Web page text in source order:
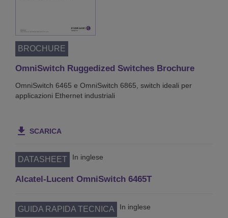
BROCHURE
OmniSwitch Ruggedized Switches Brochure
OmniSwitch 6465 e OmniSwitch 6865, switch ideali per
applicazioni Ethernet industriali
SCARICA
DATASHEET In inglese
Alcatel-Lucent OmniSwitch 6465T
GUIDA RAPIDA TECNICA In inglese